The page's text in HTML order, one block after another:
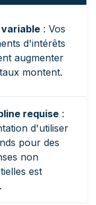
: Vos
d'intérêts
augmenter
montent.
requise :
d'utiliser
pour des
non
est